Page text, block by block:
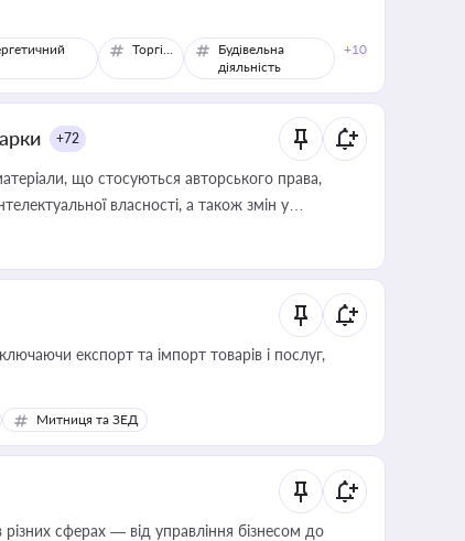
Торгівля
Будівельна
діяльність
+10
+72
що стосуються авторського права,
власності, а також змін у
експорт та імпорт товарів і послуг,
Митниця та ЗЕД
сферах — від управління бізнесом до